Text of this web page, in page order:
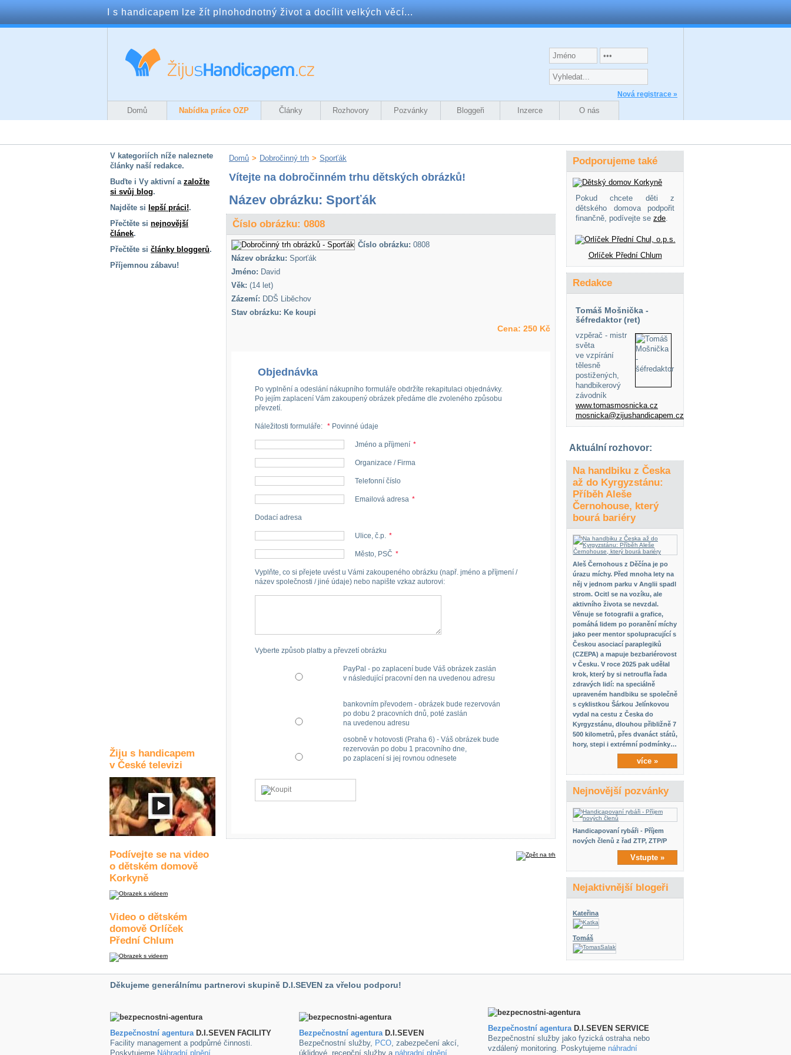
I s handicapem lze žít plnohodnotný život a docílit velkých věcí...
Nová registrace »
Domů Nabídka práce OZP Články Rozhovory Pozvánky Bloggeři Inzerce O nás
V kategoriích níže naleznete
články naší redakce.
Buďte i Vy aktivní a založte
si svůj blog.
Najděte si lepší práci!.
Přečtěte si nejnovější
článek.
Přečtěte si články bloggerů.
Příjemnou zábavu!
Žiju s handicapem
v České televizi
Podívejte se na video
o dětském domově
Korkyně
Video o dětském
domově Orlíček
Přední Chlum
Domů > Dobročinný trh > Sporťák
Vítejte na dobročinném trhu dětských obrázků!
Název obrázku: Sporťák
Číslo obrázku: 0808
Číslo obrázku: 0808
Název obrázku: Sporťák
Jméno: David
Věk: (14 let)
Zázemí: DDŠ Liběchov
Stav obrázku: Ke koupi
Cena: 250 Kč
Objednávka
Po vyplnění a odeslání nákupního formuláře obdržíte rekapitulaci objednávky.
Po jejím zaplacení Vám zakoupený obrázek předáme dle zvoleného způsobu
převzetí.
Náležitosti formuláře: * Povinné údaje
Jméno a příjmení *
Organizace / Firma
Telefonní číslo
Emailová adresa *
Dodací adresa
Ulice, č.p. *
Město, PSČ *
Vyplňte, co si přejete uvést u Vámi zakoupeného obrázku (např. jméno a příjmení /
název společnosti / jiné údaje) nebo napište vzkaz autorovi:
Vyberte způsob platby a převzetí obrázku
PayPal - po zaplacení bude Váš obrázek zaslán
v následující pracovní den na uvedenou adresu
bankovním převodem - obrázek bude rezervován
po dobu 2 pracovních dnů, poté zaslán
na uvedenou adresu
osobně v hotovosti (Praha 6) - Váš obrázek bude
rezervován po dobu 1 pracovního dne,
po zaplacení si jej rovnou odnesete
Podporujeme také
Pokud chcete děti z
dětského domova podpořit
finančně, podívejte se zde.
Orlíček Přední Chlum
Redakce
Tomáš Mošnička -
šéfredaktor (ret)
vzpěrač - mistr
světa
ve vzpírání
tělesně
postižených,
handbikerový
závodník
www.tomasmosnicka.cz
mosnicka@zijushandicapem.cz
Aktuální rozhovor:
Na handbiku z Česka
až do Kyrgyzstánu:
Příběh Aleše
Černohouse, který
bourá bariéry
Aleš Černohous z Děčína je po
úrazu míchy. Před mnoha lety na
něj v jednom parku v Anglii spadl
strom. Ocitl se na vozíku, ale
aktivního života se nevzdal.
Věnuje se fotografii a grafice,
pomáhá lidem po poranění míchy
jako peer mentor spolupracující s
Českou asociací paraplegiků
(CZEPA) a mapuje bezbariérovost
v Česku. V roce 2025 pak udělal
krok, který by si netroufla řada
zdravých lidí: na speciálně
upraveném handbiku se společně
s cyklistkou Šárkou Jelínkovou
vydal na cestu z Česka do
Kyrgyzstánu, dlouhou přibližně 7
500 kilometrů, přes dvanáct států,
hory, stepi i extrémní podmínky…
více »
Nejnovější pozvánky
Handicapovaní rybáři - Příjem
nových členů z řad ZTP, ZTP/P
Vstupte »
Nejaktivnější blogeři
Kateřina
Tomáš
Děkujeme generálnímu partnerovi skupině D.I.SEVEN za vřelou podporu!
Bezpečnostní agenturaD.I.SEVEN FACILITY
Facility management a podpůrné činnosti.
Poskytujeme Náhradní plnění
Bezpečnostní agenturaD.I.SEVEN
Bezpečnostní služby, PCO, zabezpečení akcí,
úklidové ,recepční služby a náhradní plnění
Bezpečnostní agenturaD.I.SEVEN SERVICE
Bezpečnostní služby jako fyzická ostraha nebo
vzdálený monitoring. Poskytujeme náhradní